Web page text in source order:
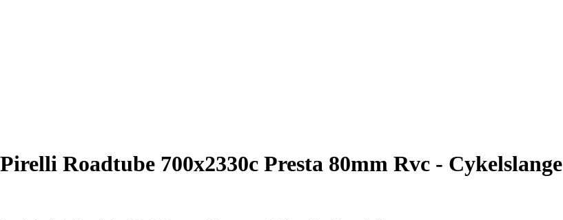
Pirelli Roadtube 700x2330c Presta 80mm Rvc - Cykelslange